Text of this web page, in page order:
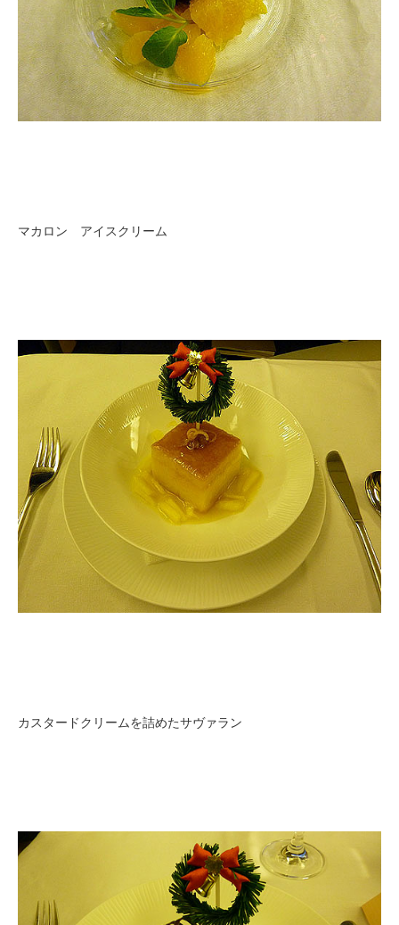
マカロン アイスクリーム
カスタードクリームを詰めたサヴァラン